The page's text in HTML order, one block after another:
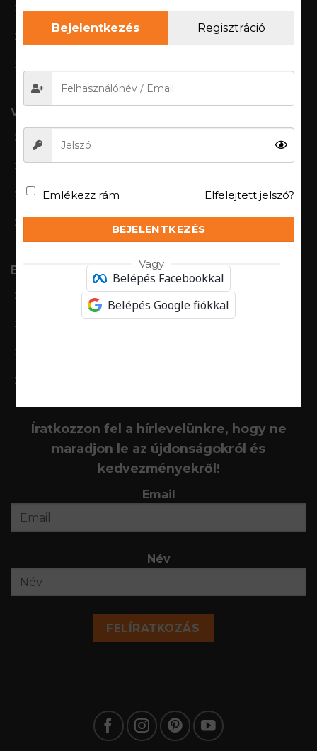
Adatkezelési szabályzat
Jogi nyilatkozat
Vásárlói fiók
Bejelenkezés/regisztáció
Fiókom
Rendeléseim
B2B
BRUBECK PROTECT
Íratkozzon fel a hírlevelünkre, hogy ne
maradjon le az újdonságokról és
kedvezményekről!
Email
Név
FELÍRATKOZÁS
Bejelentkezés Regisztráció
Emlékezz rám Elfelejtett jelszó?
BEJELENTKEZÉS
Vagy
Belépés Facebookkal
Belépés Google fiókkal